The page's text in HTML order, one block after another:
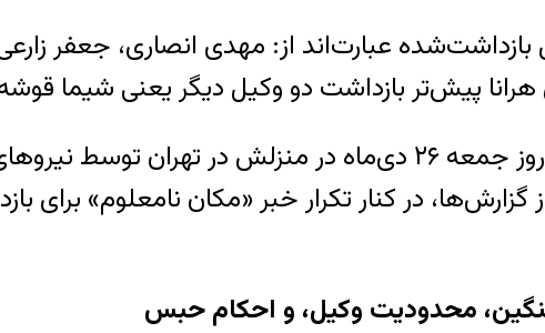
عبارت‌اند از: مهدی انصاری، جعفر زارعی،
هرانا پیش‌تر بازداشت دو وکیل دیگر یعنی شیما
در مورد پرونده شیما قوشه، گفته شده او روز جمعه ۲۶ دی‌ماه
در کنار تکرار خبر «مکان نامعلوم» برای
محدودیت وکیل، و احکام حبس